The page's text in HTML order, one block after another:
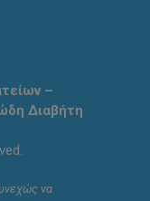
–
Διαβήτη
να